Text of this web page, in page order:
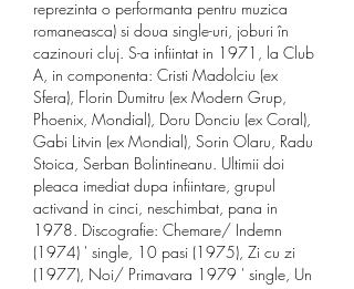
reprezinta o performanta pentru muzica
romaneasca) si doua single-uri, joburi în
cazinouri cluj. S-a infiintat in 1971, la Club
A, in componenta: Cristi Madolciu (ex
Sfera), Florin Dumitru (ex Modern Grup,
Phoenix, Mondial), Doru Donciu (ex Coral),
Gabi Litvin (ex Mondial), Sorin Olaru, Radu
Stoica, Serban Bolintineanu. Ultimii doi
pleaca imediat dupa infiintare, grupul
activand in cinci, neschimbat, pana in
1978. Discografie: Chemare/ Indemn
(1974) ' single, 10 pasi (1975), Zi cu zi
(1977), Noi/ Primavara 1979 ' single, Un